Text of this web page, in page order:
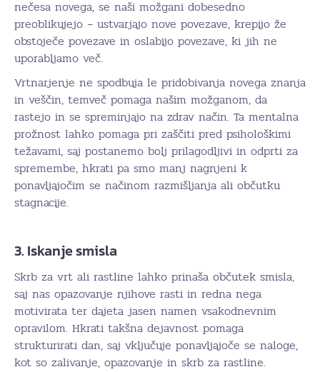
nečesa novega, se naši možgani dobesedno
preoblikujejo – ustvarjajo nove povezave, krepijo že
obstoječe povezave in oslabijo povezave, ki jih ne
uporabljamo več.
Vrtnarjenje ne spodbuja le pridobivanja novega znanja
in veščin, temveč pomaga našim možganom, da
rastejo in se spreminjajo na zdrav način. Ta mentalna
prožnost lahko pomaga pri zaščiti pred psihološkimi
težavami, saj postanemo bolj prilagodljivi in odprti za
spremembe, hkrati pa smo manj nagnjeni k
ponavljajočim se načinom razmišljanja ali občutku
stagnacije.
3. Iskanje smisla
Skrb za vrt ali rastline lahko prinaša občutek smisla,
saj nas opazovanje njihove rasti in redna nega
motivirata ter dajeta jasen namen vsakodnevnim
opravilom. Hkrati takšna dejavnost pomaga
strukturirati dan, saj vključuje ponavljajoče se naloge,
kot so zalivanje, opazovanje in skrb za rastline.